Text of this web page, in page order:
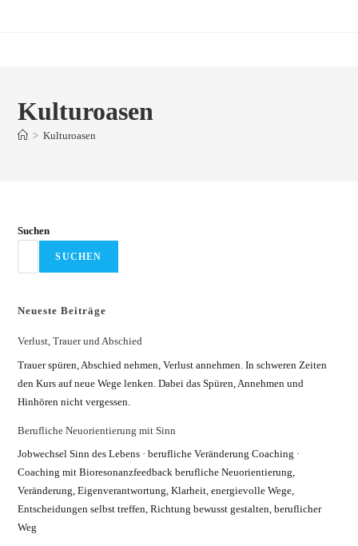
Kulturoasen
> Kulturoasen
Suchen
SUCHEN
Neueste Beiträge
Verlust, Trauer und Abschied
Trauer spüren, Abschied nehmen, Verlust annehmen. In schweren Zeiten
den Kurs auf neue Wege lenken. Dabei das Spüren, Annehmen und
Hinhören nicht vergessen.
Berufliche Neuorientierung mit Sinn
Jobwechsel Sinn des Lebens · berufliche Veränderung Coaching ·
Coaching mit Bioresonanzfeedback berufliche Neuorientierung,
Veränderung, Eigenverantwortung, Klarheit, energievolle Wege,
Entscheidungen selbst treffen, Richtung bewusst gestalten, beruflicher
Weg